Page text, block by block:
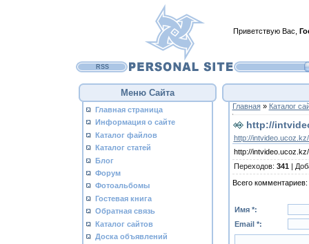
Приветствую Вас
RSS
Меню Сайта
Главная страница
Информация о сайте
Каталог файлов
Каталог статей
Блог
Форум
Фотоальбомы
Гостевая книга
Обратная связь
Каталог сайтов
Доска объявлений
Главная» Каталог
http://
http://
http://
Переходов: 341|
Всего комментариев:
Имя *:
Email *: